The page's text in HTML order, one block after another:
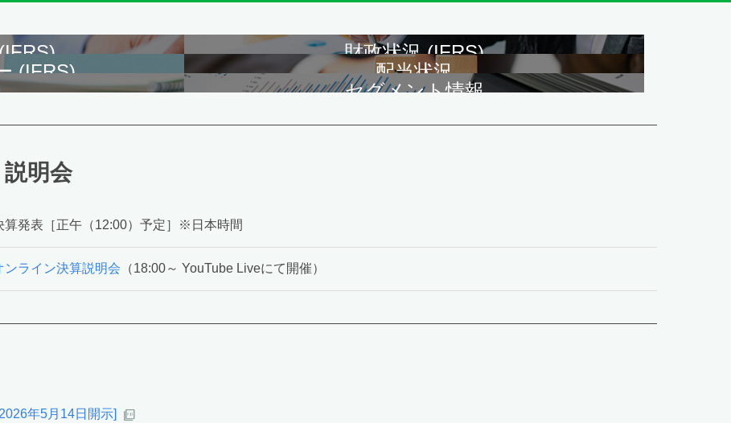
財政状況 (IFRS)
(IFRS)
配当状況
セグメント情報
明会
算発表［正午（12:00）予定］※日本時間
ンライン決算説明会 （18:00～ YouTube Liveにて開催）
年5月14日開示]